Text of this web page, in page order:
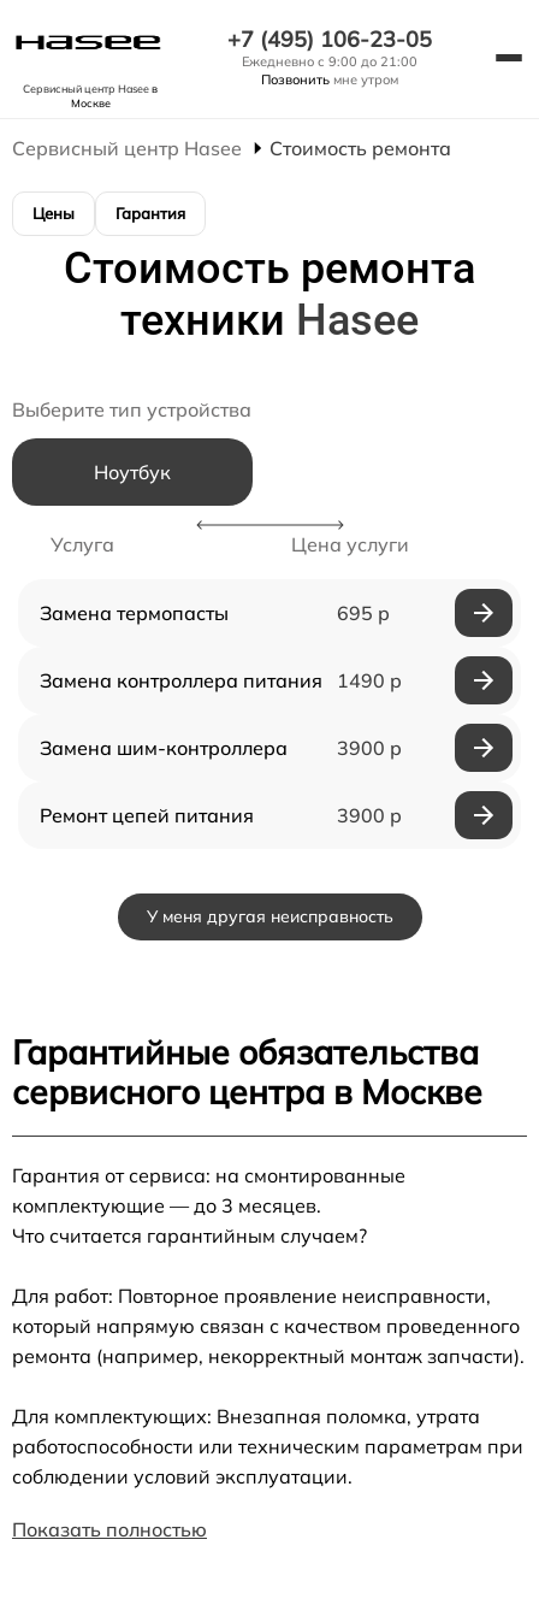
Сервисный центр Haseeв
Москве
+7 (495) 106-23-05
Ежедневно с 9:00 до 21:00
Позвонить мне утром
Сервисный центр Hasee Стоимость ремонта
Цены Гарантия
Стоимость ремонта
техники Hasee
Выберите тип устройства
Ноутбук
Услуга Цена услуги
Замена термопасты 695 р
Замена контроллера питания 1490 р
Замена шим-контроллера 3900 р
Ремонт цепей питания 3900 р
У меня другая неисправность
Гарантийные обязательства
сервисного центра в Москве
Гарантия от сервиса: на смонтированные
комплектующие — до 3 месяцев.
Что считается гарантийным случаем?
Для работ: Повторное проявление неисправности,
который напрямую связан с качеством проведенного
ремонта (например, некорректный монтаж запчасти).
Для комплектующих: Внезапная поломка, утрата
работоспособности или техническим параметрам при
соблюдении условий эксплуатации.
Показать полностью